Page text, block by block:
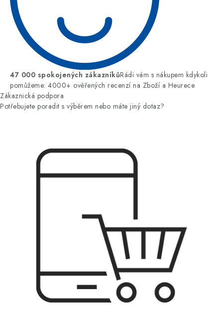
47 000 spokojených zákazníkůRádi vám s nákupem kdykoli
pomůžeme: 4000+ ověřených recenzí na Zboží a Heurece
Zákaznická podpora
Potřebujete poradit s výběrem nebo máte jiný dotaz?